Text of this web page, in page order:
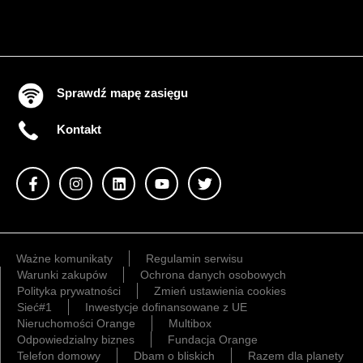
Sprawdź mapę zasięgu
Kontakt
Ważne komunikaty
Regulamin serwisu
Warunki zakupów
Ochrona danych osobowych
Polityka prywatności
Zmień ustawienia cookies
Sieć#1
Inwestycje dofinansowane z UE
Nieruchomości Orange
Multibox
Odpowiedzialny biznes
Fundacja Orange
Telefon domowy
Dbam o bliskich Razem dla planety